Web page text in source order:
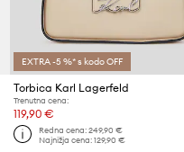
EXTRA -5 %* s kodo OFF
Torbica Karl Lagerfeld
Trenutna cena:
119,90 €
Redna cena: 249,90 €
Najnižja cena: 129,90 €